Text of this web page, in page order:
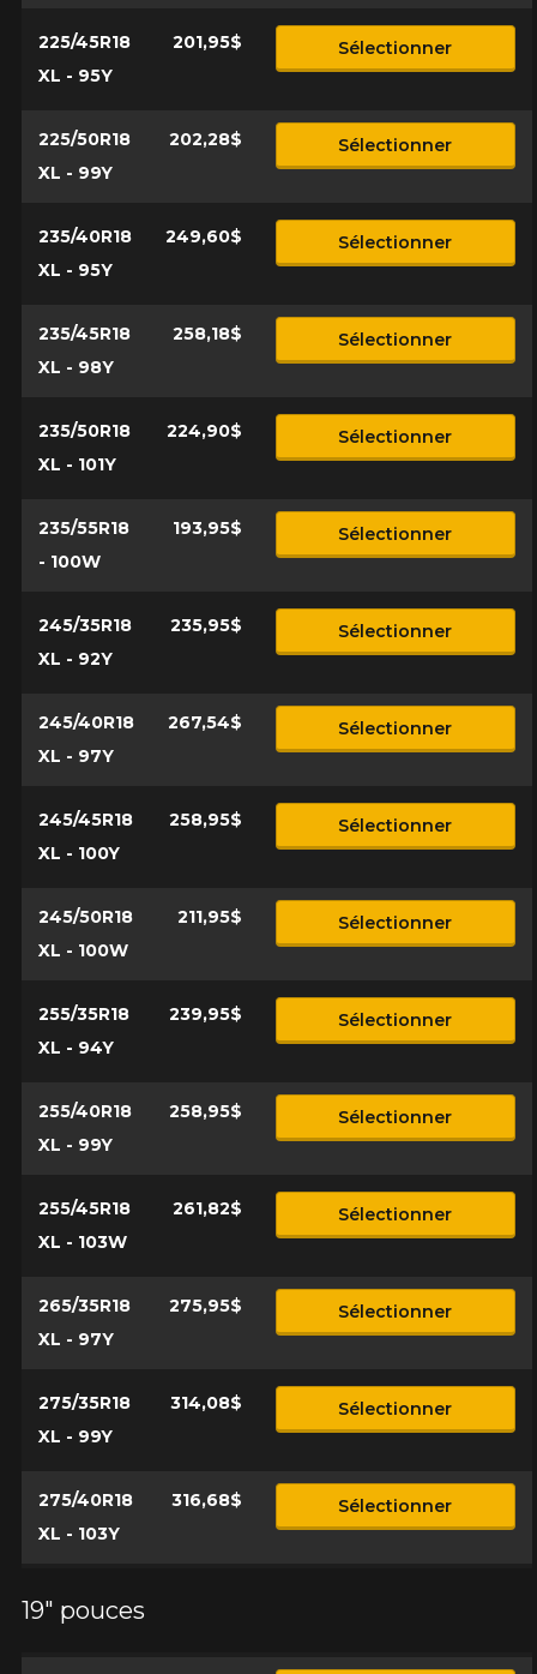
225/45R18
XL - 95Y
201,95$ Sélectionner
225/50R18
XL - 99Y
202,28$ Sélectionner
235/40R18
XL - 95Y
249,60$ Sélectionner
235/45R18
XL - 98Y
258,18$ Sélectionner
235/50R18
XL - 101Y
224,90$ Sélectionner
235/55R18
- 100W
193,95$ Sélectionner
245/35R18
XL - 92Y
235,95$ Sélectionner
245/40R18
XL - 97Y
267,54$ Sélectionner
245/45R18
XL - 100Y
258,95$ Sélectionner
245/50R18
XL - 100W
211,95$ Sélectionner
255/35R18
XL - 94Y
239,95$ Sélectionner
255/40R18
XL - 99Y
258,95$ Sélectionner
255/45R18
XL - 103W
261,82$ Sélectionner
265/35R18
XL - 97Y
275,95$ Sélectionner
275/35R18
XL - 99Y
314,08$ Sélectionner
275/40R18
XL - 103Y
316,68$ Sélectionner
19" pouces